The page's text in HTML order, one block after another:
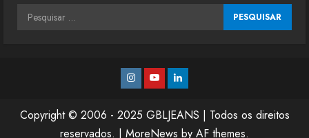
Pesquisar
Instagram
YoutubeLinkedin
Copyright © 2006 - 2025 GBLJEANS | Todos os direitos
reservados. | MoreNews by AF themes.